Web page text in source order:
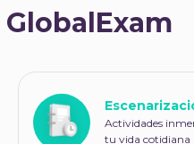
Actividades
tu vida cotidiana